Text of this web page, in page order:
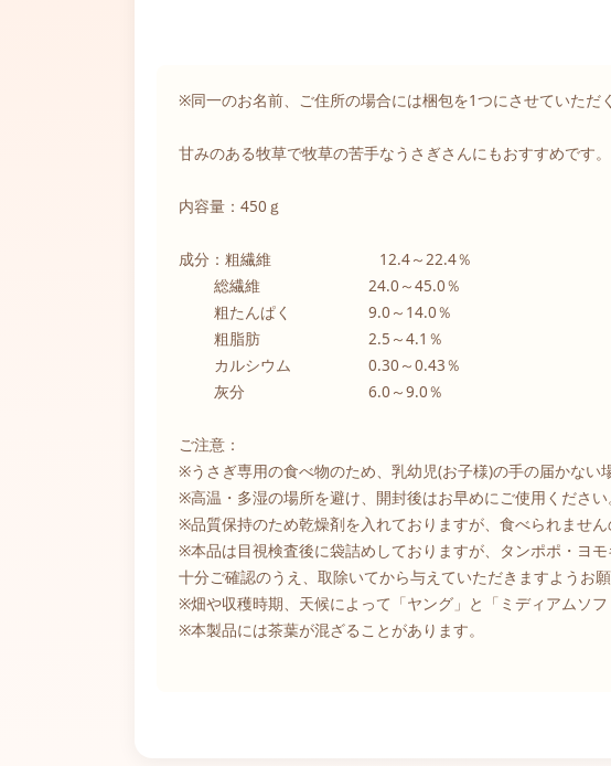
※同一のお名前、ご住所の場合には梱包を1つにさせていただ
甘みのある牧草で牧草の苦手なうさぎさんにもおすすめです。
内容量：450ｇ
成分：粗繊維 12.4～22.4％
総繊維 24.0～45.0％
粗たんぱく 9.0～14.0％
粗脂肪 2.5～4.1％
カルシウム 0.30～0.43％
灰分 6.0～9.0％
ご注意：
※うさぎ専用の食べ物のため、乳幼児(お子様)の手の届かない
※高温・多湿の場所を避け、開封後はお早めにご使用ください
※品質保持のため乾燥剤を入れておりますが、食べられません
※本品は目視検査後に袋詰めしておりますが、タンポポ・ヨ
十分ご確認のうえ、取除いてから与えていただきますようお願
※畑や収穫時期、天候によって「ヤング」と「ミディアムソ
※本製品には茶葉が混ざることがあります。